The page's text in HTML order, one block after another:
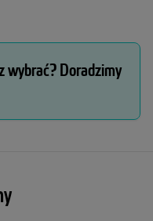
wybrać? Doradzimy